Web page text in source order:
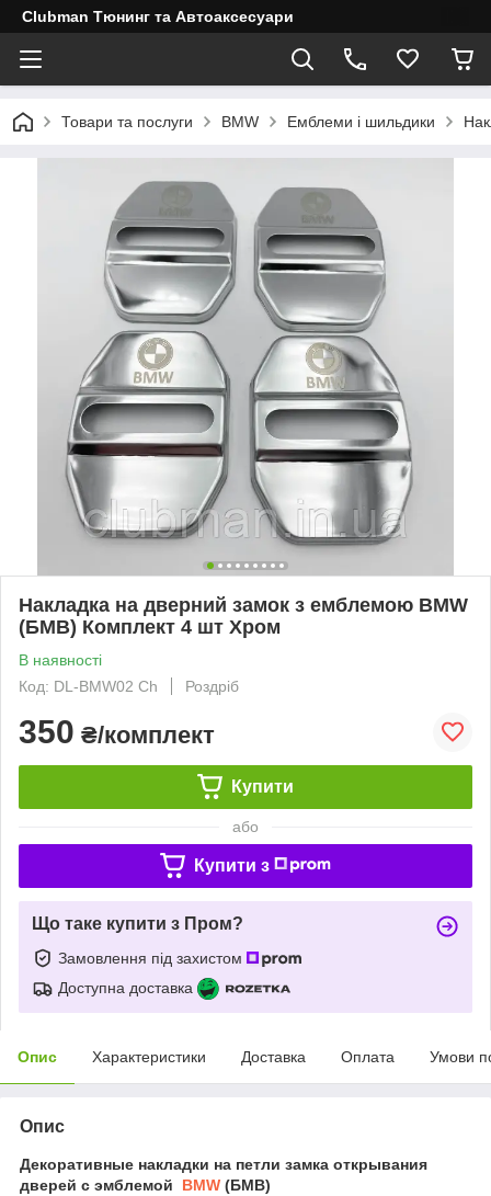
Clubman Тюнинг та Автоаксесуари
Товари та послуги BMW Емблеми і шильдики
Накладка на дверний замок з емблемою BMW
(БМВ) Комплект 4 шт Хром
В наявності
Код: DL-BMW02 Ch
Роздріб
350 ₴/комплект
Купити
або
Купити з
Що таке купити з Пром?
Замовлення під захистом
Доступна доставка
Опис Характеристики Доставка Оплата Умови
Опис
Декоративные накладки на петли замка открывания
дверей с эмблемой BMW (БМВ)